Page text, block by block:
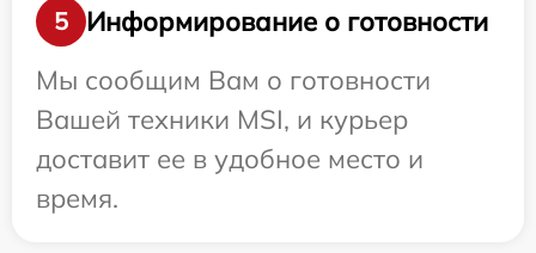
5
Информирование о готовности
Мы сообщим Вам о готовности
Вашей техники MSI, и курьер
доставит ее в удобное место и
время.